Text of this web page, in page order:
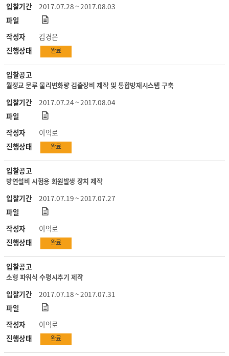
입찰기간
2017.07.28 ~ 2017.08.03
파일
작성자
김경은
진행상태
완료
입찰공고
월정교 문루 물리변화량 검출장비 제작 및 통합방재시스템 구축
입찰기간
2017.07.24 ~ 2017.08.04
파일
작성자
이익로
진행상태
완료
입찰공고
방연설비 시험용 화원발생 장치 제작
입찰기간
2017.07.19 ~ 2017.07.27
파일
작성자
이익로
진행상태
완료
입찰공고
소형 파워식 수평시추기 제작
입찰기간
2017.07.18 ~ 2017.07.31
파일
작성자
이익로
진행상태
완료